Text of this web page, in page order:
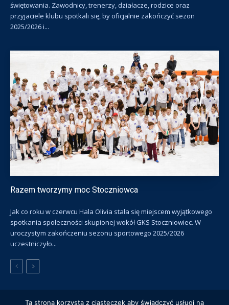
świętowania. Zawodnicy, trenerzy, działacze, rodzice oraz
przyjaciele klubu spotkali się, by oficjalnie zakończyć sezon
2025/2026 i...
Razem tworzymy moc Stoczniowca
Jak co roku w czerwcu Hala Olivia stała się miejscem wyjątkowego
spotkania społeczności skupionej wokół GKS Stoczniowiec. W
uroczystym zakończeniu sezonu sportowego 2025/2026
uczestniczyło...
Ta strona korzysta z ciasteczek aby świadczyć usługi na